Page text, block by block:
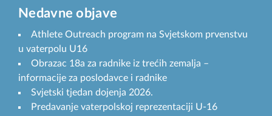
Nedavne objave
Athlete Outreach program na Svjetskom prvenstvu
u vaterpolu U16
Obrazac 18a za radnike iz trećih zemalja –
informacije za poslodavce i radnike
Svjetski tjedan dojenja 2026.
Predavanje vaterpolskoj reprezentaciji U-16